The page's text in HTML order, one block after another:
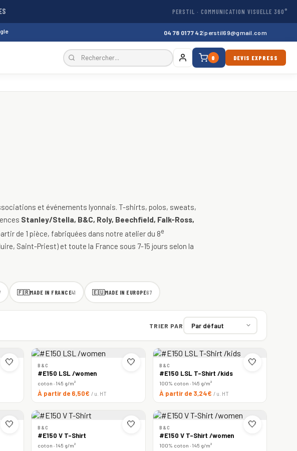
PERSTIL · COMMUNICATION VISUELLE 360°
04 78 01 77 42|perstil69@gmail.com
0 DEVIS EXPRESS
et événements lyonnais. T-shirts, polos, sweats,
Stanley/Stella, B&C, Roly, Beechfield, Falk-Ross,
de 1 pièce, fabriquées dans notre atelier du 8e
Saint-Priest) et toute la France sous 7-15 jours selon la
🇫🇷MADE IN FRANCE41 🇪🇺MADE IN EUROPE67
TRIER PAR
🤍 🤍
B&C
#E150 LSL /women
coton · 145 g/m²
À partir de 6,50€ / u. HT
🤍
B&C
#E150 LSL T-Shirt /kids
100% coton · 145 g/m²
À partir de 3,24€ / u. HT
🤍 🤍
B&C
#E150 V T-Shirt
coton · 145 g/m²
🤍
B&C
#E150 V T-Shirt /women
100% coton · 145 g/m²